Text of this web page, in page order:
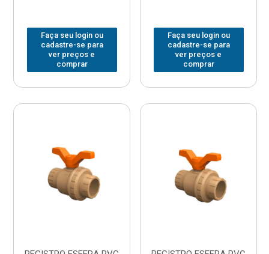
Faça seu login ou
cadastre-se para
ver preços e
comprar
Faça seu login ou
cadastre-se para
ver preços e
comprar